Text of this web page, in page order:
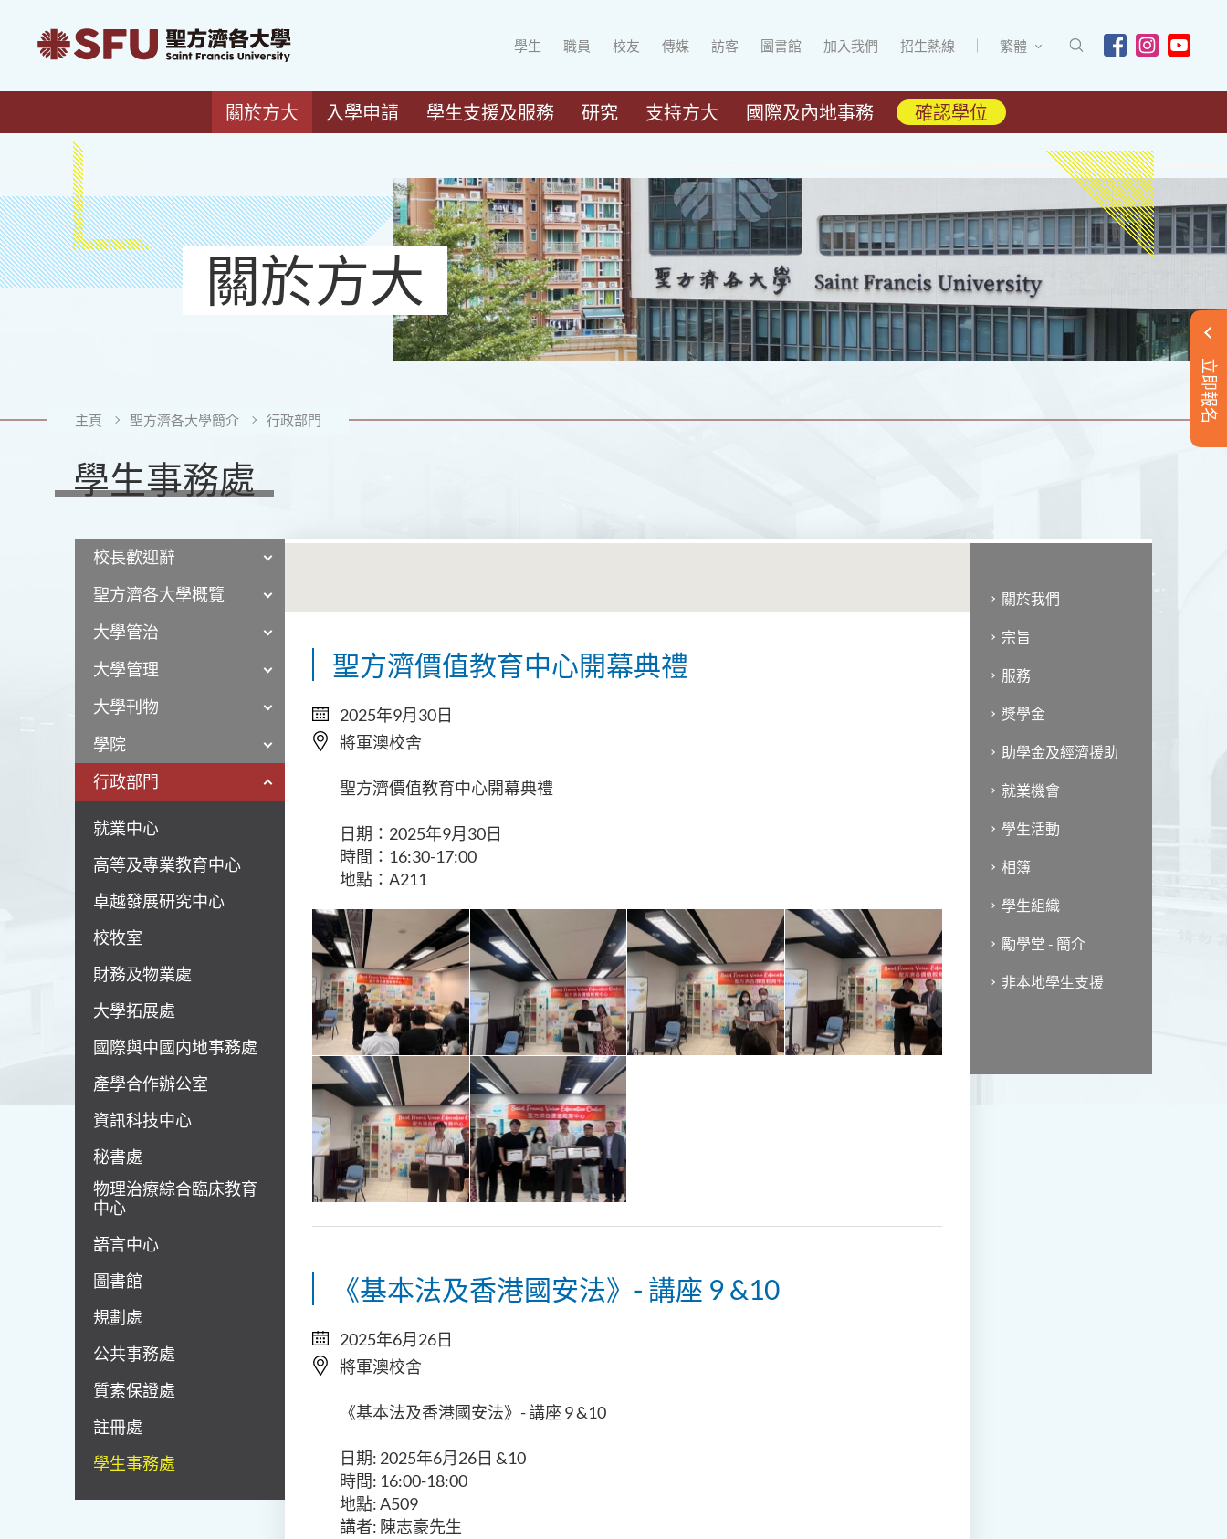
學生 職員 校友 傳媒 訪客 圖書館 加入我們 招生熱線 繁體
關於方大 入學申請 學生支援及服務 研究 支持方大 國際及內地事務 確認學位
立即報名
關於方大
主頁 聖方濟各大學簡介 行政部門
學生事務處
校長歡迎辭
聖方濟各大學概覽
大學管治
大學管理
大學刊物
學院
行政部門
就業中心
高等及專業教育中心
卓越發展研究中心
校牧室
財務及物業處
大學拓展處
國際與中國内地事務處
產學合作辦公室
資訊科技中心
秘書處
物理治療綜合臨床教育
中心
語言中心
圖書館
規劃處
公共事務處
質素保證處
註冊處
學生事務處
聖方濟價值教育中心開幕典禮
2025年9月30日
將軍澳校舍
聖方濟價值教育中心開幕典禮
日期：2025年9月30日
時間：16:30-17:00
地點：A211
《基本法及香港國安法》- 講座 9 &10
2025年6月26日
將軍澳校舍
《基本法及香港國安法》- 講座 9 &10
日期: 2025年6月26日 &10
時間: 16:00-18:00
地點: A509
講者: 陳志豪先生
關於我們
宗旨
服務
獎學金
助學金及經濟援助
就業機會
學生活動
相簿
學生組織
勵學堂 - 簡介
非本地學生支援